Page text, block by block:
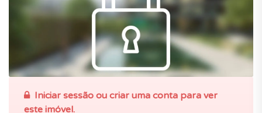
Iniciar sessão ou criar uma conta para ver
este imóvel.